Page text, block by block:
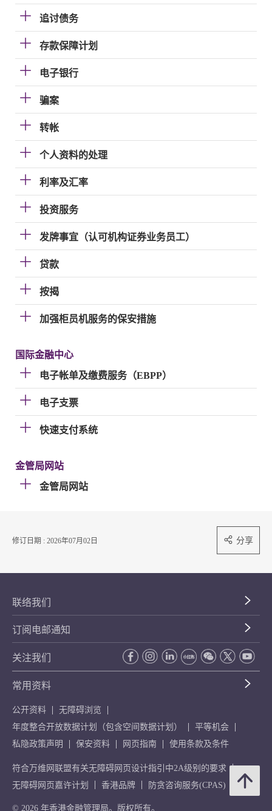
追讨债务
存款保障计划
电子银行
骗案
转帐
个人资料的处理
利率及汇率
投资服务
发牌事宜（认可机构证券业务员工）
贷款
按揭
加强柜员机服务的保安措施
国际金融中心
电子帐单及缴费服务（EBPP）
电子支票
快速支付系统
金管局网站
金管局网站
修订日期 : 2026年07月02日 分享
联络我们
订阅电邮通知
关注我们
常用资料
公开资料
无障碍浏览
年度整合开放数据计划（包含空间数据计划）
平等机会
私隐政策声明
保安资料 网页指南 使用条款及条件
符合万维网联盟有关无障碍网页设计指引中2A级别的要求
无障碍网页嘉许计划
香港品牌 防贪咨询服务(CPAS)
© 2026 年香港金融管理局。版权所有。